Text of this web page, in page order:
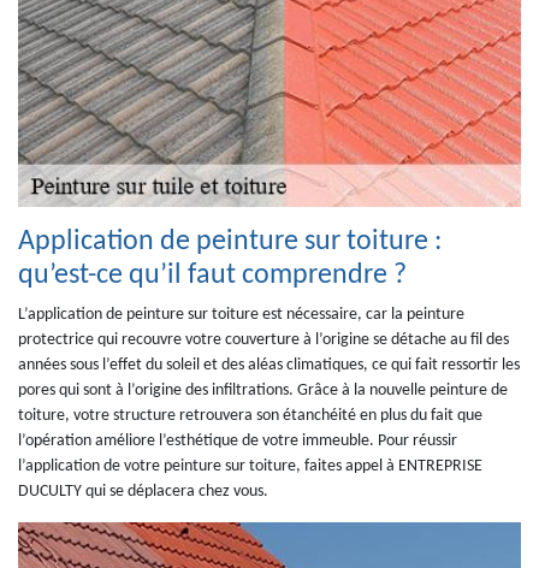
Application de peinture sur toiture :
qu’est-ce qu’il faut comprendre ?
L’application de peinture sur toiture est nécessaire, car la peinture
protectrice qui recouvre votre couverture à l’origine se détache au fil des
années sous l’effet du soleil et des aléas climatiques, ce qui fait ressortir les
pores qui sont à l’origine des infiltrations. Grâce à la nouvelle peinture de
toiture, votre structure retrouvera son étanchéité en plus du fait que
l’opération améliore l’esthétique de votre immeuble. Pour réussir
l’application de votre peinture sur toiture, faites appel à ENTREPRISE
DUCULTY qui se déplacera chez vous.